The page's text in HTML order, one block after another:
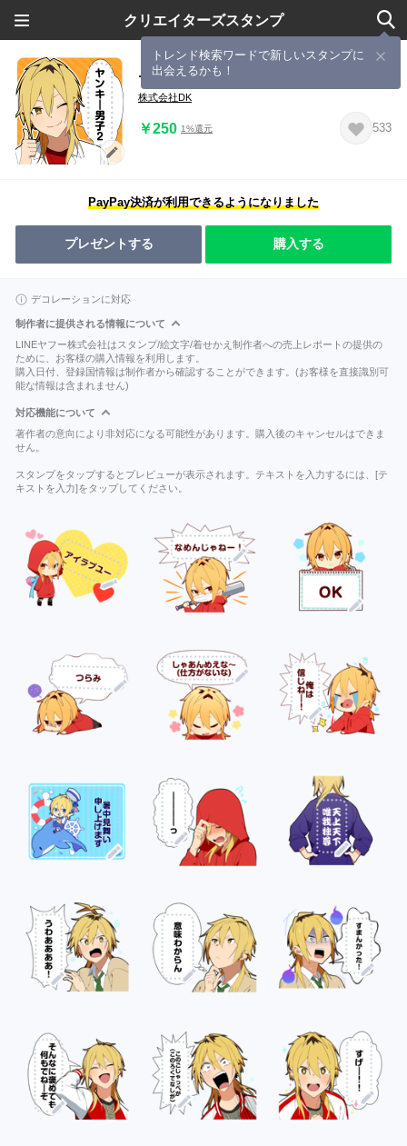
クリエイターズスタンプ
トレンド検索ワードで新しいスタンプに
出会えるかも！
ヤンキー男子2-メッセージver-
株式会社DK
￥250 1%還元 533
PayPay決済が利用できるようになりました
プレゼントする 購入する
デコレーションに対応
制作者に提供される情報について
LINEヤフー株式会社はスタンプ/絵文字/着せかえ制作者への売上レポートの提供の
ために、お客様の購入情報を利用します。
購入日付、登録国情報は制作者から確認することができます。(お客様を直接識別可
能な情報は含まれません)
対応機能について
著作者の意向により非対応になる可能性があります。購入後のキャンセルはできま
せん。
スタンプをタップするとプレビューが表示されます。テキストを入力するには、[テ
キストを入力]をタップしてください。